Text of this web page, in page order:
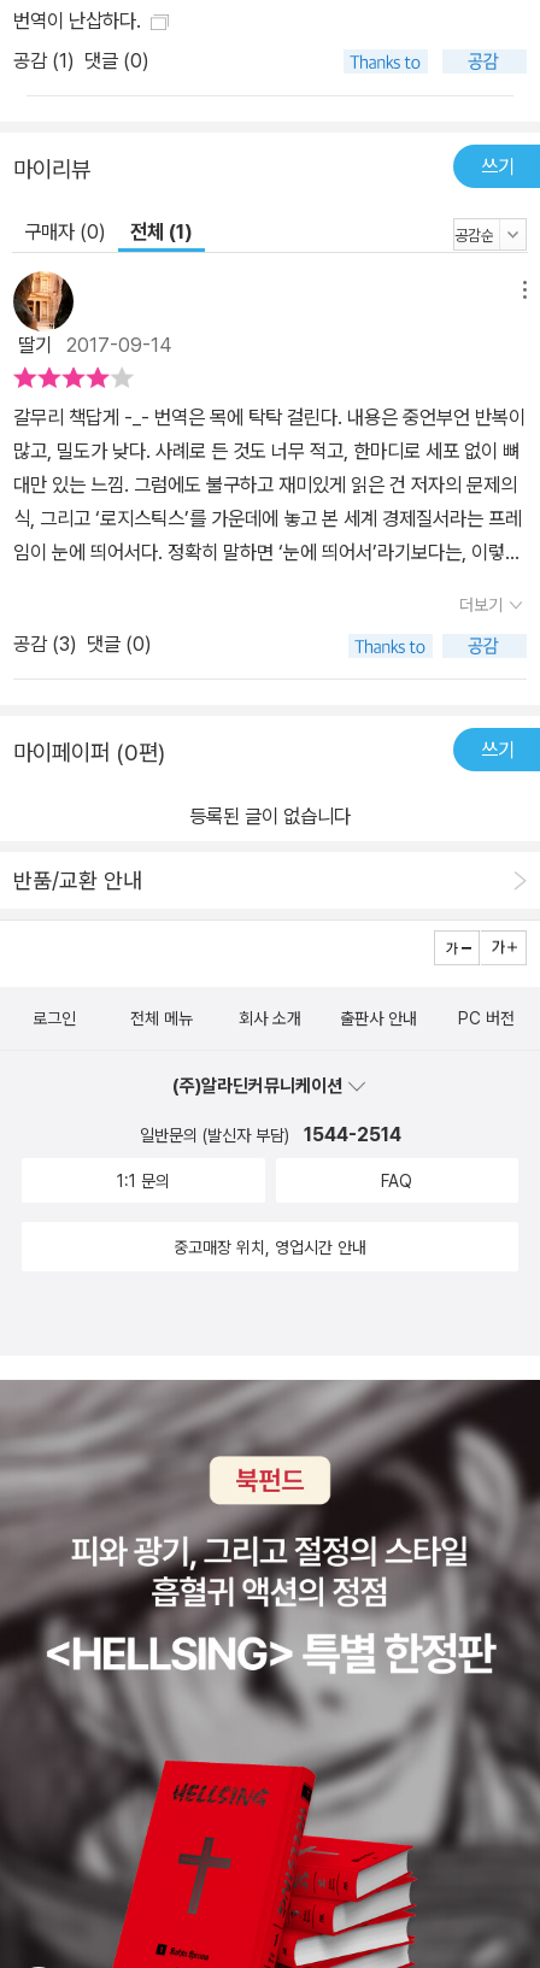
을 교란할 수 있는 능력을 지닌 무수한 사건들, 행위자들, 세력들은 이
제 보안이라는 평가기준 하에서 모두 동일하게 취급된다. “그것이 노
다.”(125쪽) 공급 사슬 보안의 논리는 로지스틱스 시스템의 교란을
국가 안보의 문제로 재정의하면서 노동자에 대한 사회적 전쟁을 옹호
한다. 항구를 점거한 노동자들은 이제 테러리스트로 간주되고, 유독
성 폐기물 투기와 불법 어획에 저항하는 소말리아 해안의 어부들은
해적으로 취급된다. 그리고 무역 흐름을 교란하는 ‘공격’을 막기 위해
관국가적(transnational) 규제, 국경 관리, 감시, 노동 훈육뿐 아니
라 군대가 동원된다. 새로운 보안의 기획이 국민국가의 주권을 보장
하는 영토적 경계보다는 지구적 순환 네트워크를 보호하는 것을 목표
로 삼으면서, 국경은 과거에 자신이 가졌던 어떤 기준으로서의 지위
를 상실한다. 국경선에 따른 내/외부의 구별이 무의미해졌기 때문이
다. 이제 중요한 것은 국경을 가로지르는 상품 흐름과 인프라를 보호
하는 일이다. 따라서 공급 사슬을 교란할 수 있는 노동자들을 어떻게
관리할 것인가, 국경을 넘어서는 중요한 흐름의 길목들 ― 예를 들어
해적 출몰 지역으로 널리 알려진 아덴 만 ― 을 어떻게 통치할 것인
등이 중요한 문제로 부상한다(이 책의 3장과 4장 그리고 5장은 각각
통치하는 일이고, 정상적인 노동법을 넘어서 노동자를 관리하는 일이
며, 국가 주권을 넘어서 길목을 보호하는 일이다. 이에 따라 영토성에
되고, 정상적인 노동법과 권리들은 조정되거나 유예되며, 소말리아
러다임을 통해 기획되는 로지스틱스 공간은 이제 삶의 모든 영역을
시에 지닌 폭력적인 로지스틱스를 의미하기도 하지만 성적 은어로 널
을 뜻하기도 하는데 그중에서도 rough trade는 난폭하고 폭력적인
파트너를 말하며, 특히 대형 트럭 운전사, 건설 노동자, 부두 노동자
학자 앤 맥클린톡(Anne McClintock)을 인용하여 BDSM BDSM
변형한다.”(332쪽) 따라서 BDSM 중 하나를 수행하는 rough trad
e 역시 난폭한 무역을 변형할 수 있는 잠재력을 가진다고 볼 수 있다.
그리고 rough trade가 가리키는 대상이 트럭 운전사, 부두 노동자처
럼 공급 사슬의 핵심적인 노동자라는 점 또한 의미심장하다. 그렇다
면 그 잠재력은 어디서 나오는가? 저자는 17~19세기 대서양 해적들
과 선언들의 역사서 『히드라』(갈무리, 2008)의 저자 피터 라인보우
(Peter Linebaugh)와 마커스 레디커(Marcus Rediker)를 인용하
여 초기 대서양 제국주의의 지리가 “공간적으로 분산된 사회적 질서
들을 잡다한 지배 관계들 속으로 던져 넣”(333쪽)음으로써 의도치
않게 창조적인 연대가 생산되었음을 강조한다. “지배 관계들의 폭력
적인 하부 구조[인프라]를 통해 구축된 연결들은 대안적 미래상들의
결합 조직이 될지도 모른다.”(333쪽) 마찬가지로 “겉으로 보기에는
이질적인 이 운동들의 삶들”이 “로지스틱스 공간 인프라를 통해 연결
된다.”(334쪽) 따라서 “공급 사슬은 광대한 거리를 가로지르며 사람
들을 연결하고 공통재(commons)를 위한 네트워크된 “지반”을 제
공한다.”(337쪽) 저자는 이것이 다르게 전유된 “로지스틱스 공간의
잠재력”이라고 주장한다. 우리는 그 잠재력을 얼마만큼 재전유할 수
번역이 난삽하다.
공감 (1) 댓글 (0)
마이리뷰 쓰기
구매자 (0) 전체 (1)
딸기 2017-09-14
갈무리 책답게 -_- 번역은 목에 탁탁 걸린다. 내용은 중언부언 반복이
많고, 밀도가 낮다. 사례로 든 것도 너무 적고, 한마디로 세포 없이 뼈
대만 있는 느낌. 그럼에도 불구하고 재미있게 읽은 건 저자의 문제의
식, 그리고 ‘로지스틱스’를 가운데에 놓고 본 세계 경제질서라는 프레
임이 눈에 띄어서다. 정확히 말하면 ‘눈에 띄어서’라기보다는, 이렇게
화, 글로벌화 등등 지난 수십년 동안 세계에서 벌어진 일들 그리고 지
금도 벌어지고 있는 일들을 모두 이 틀로 해석할 수 있으며, 이 틀로
바라보면 많은 걸 포괄하면서 또한 새롭게 볼 수 있기 때문이다. 저자
울지도 모른다. 하지만 그 두 가지를 우리에게 가져다주는 산업은 경
무역은 공급 사슬에 의해 조직되고, 그것의 형태를 취한다.”(12쪽)전
수도 있고, 혹은 같은 것의 두 얼굴일 수도 있다. 이제 ‘보급(로지스틱
쳐졌다. 공장은 생산하고 상인들은 유통하고 소비자는 돈 주고 사서
망을 관리하며 미국 시장의 상점에 내놓는 식의 총체적인 흐름이 이
에 얼마만큼 배분하느냐가 곧 경제가 된 시대다.유류가 전쟁의 본성
을 개조하기 시작했던 것은 1차 세계대전이지만 그럼에도 가축은 여
로 남았다. 1차 대전 동안 영국에서 프랑스로 수송된 물자 중 가장 많
차 대전에서는 산업전의 로지스틱스가 무대의 중심을 차지했다. 처칠
산업전의 부상과 더불어 전략과 전술을 이끌게 되었고, 점점 본질을
구현하는 방법이 되었다. (53-54쪽) 로지스틱스에 대한 기업의 관
심은 2차 대전 동안 시작되었다. 2차 대전 동안 그리고 그 이후 미국
의 전장을 지원하기 위해 설계된 사회적·산업적 기술이 결정적이었
다. 처음에는 점령지 일본에서의 노동자 훈련을 통해서, 이후에는 한
국전쟁 물자 도급을 통해 이 기법을 확산함으로써 미군의 또 다른 혁
신인 표준 수송 컨테이너는 무역 지구화를 뒷받침하는 가장 중요한
기술적 혁신이 됐다. 로지스틱스의 금전적·전략적 가치에 대한 기업
가의 관심은 1950년대 말과 1960년대 초 사이에 급격하게 늘었
다. 1965년 4월 6일 피터 드러커는 “물적 유통은 ‘전체 비즈니스 과
정’을 말하는 또 다른 방식이다”라고 단언했다. 드러커는 새로 꾸려진
물적유통관리전국협회 강연에서 유통은 “오늘날 비즈니스의 최전
선”이라고 주장했다. (55-56쪽)전후 로지스틱스를 경영 관리의 중
심으로 만든 다른 현실적인 요인들이 있었다. 컴퓨터가 핵심이었다. 1
950년대의 이윤 감소는 1958년의 경기 후퇴로 이어졌고 미국 대기
업이 운영비용 절감을 추구하게 만들었다. 로지스틱스가 문제 해결책
으로 간주됐다. (59쪽)전쟁의 기술이 경제에, 경제의 흐름이 전쟁에
더보기
공감 (3) 댓글 (0)
마이페이퍼 (0편) 쓰기
등록된 글이 없습니다
반품/교환 안내
로그인 전체 메뉴 회사 소개 출판사 안내 PC 버전
(주)알라딘커뮤니케이션
일반문의 (발신자 부담) 1544-2514
1:1 문의 FAQ
중고매장 위치, 영업시간 안내